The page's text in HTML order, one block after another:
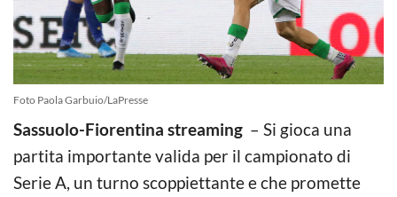
Foto Paola Garbuio/LaPresse
Sassuolo-Fiorentina streaming – Si gioca una
partita importante valida per il campionato di
Serie A, un turno scoppiettante e che promette